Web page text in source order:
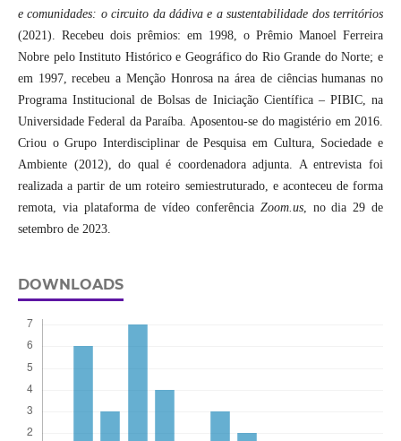
e comunidades: o circuito da dádiva e a sustentabilidade dos territórios
(2021). Recebeu dois prêmios: em 1998, o Prêmio Manoel Ferreira
Nobre pelo Instituto Histórico e Geográfico do Rio Grande do Norte; e
em 1997, recebeu a Menção Honrosa na área de ciências humanas no
Programa Institucional de Bolsas de Iniciação Científica – PIBIC, na
Universidade Federal da Paraíba. Aposentou-se do magistério em 2016.
Criou o Grupo Interdisciplinar de Pesquisa em Cultura, Sociedade e
Ambiente (2012), do qual é coordenadora adjunta. A entrevista foi
realizada a partir de um roteiro semiestruturado, e aconteceu de forma
remota, via plataforma de vídeo conferência Zoom.us, no dia 29 de
setembro de 2023.
DOWNLOADS